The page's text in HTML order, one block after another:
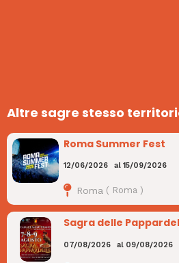
Altre sagre stesso
Roma Summer Fest
12/06/2026 al15/09/2026
Roma ( Roma )
Sagra delle
07/08/2026 al 09/08/2026